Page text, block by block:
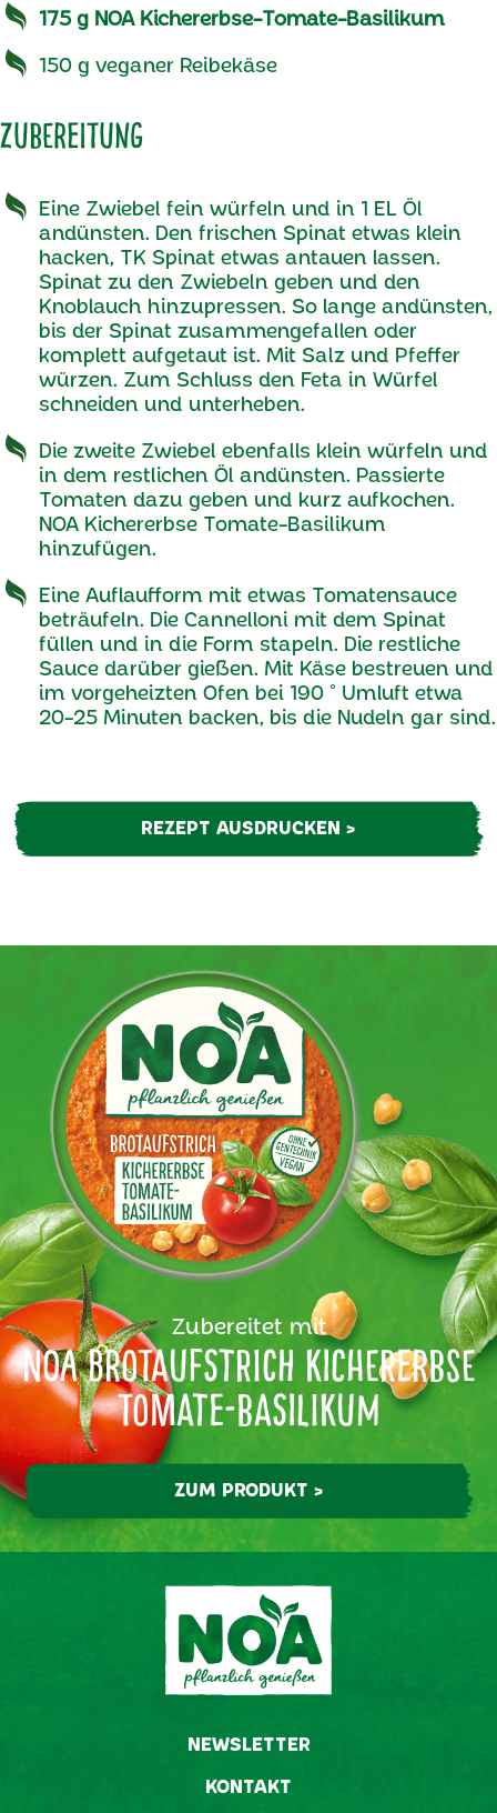
175 g NOA Kichererbse-Tomate-Basilikum
150 g veganer Reibekäse
Zubereitung
Eine Zwiebel fein würfeln und in 1 EL Öl
andünsten. Den frischen Spinat etwas klein
hacken, TK Spinat etwas antauen lassen.
Spinat zu den Zwiebeln geben und den
Knoblauch hinzupressen. So lange andünsten,
bis der Spinat zusammengefallen oder
komplett aufgetaut ist. Mit Salz und Pfeffer
würzen. Zum Schluss den Feta in Würfel
schneiden und unterheben.
Die zweite Zwiebel ebenfalls klein würfeln und
in dem restlichen Öl andünsten. Passierte
Tomaten dazu geben und kurz aufkochen.
NOA Kichererbse Tomate-Basilikum
hinzufügen.
Eine Auflaufform mit etwas Tomatensauce
beträufeln. Die Cannelloni mit dem Spinat
füllen und in die Form stapeln. Die restliche
Sauce darüber gießen. Mit Käse bestreuen und
im vorgeheizten Ofen bei 190 ° Umluft etwa
20-25 Minuten backen, bis die Nudeln gar sind.
REZEPT AUSDRUCKEN >
Zubereitet mit
NOA Brotaufstrich Kichererbse
Tomate-Basilikum
ZUM PRODUKT >
NEWSLETTER
KONTAKT